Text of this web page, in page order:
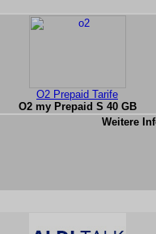
O2 Prepaid Tarife
O2 my Prepaid S 40 GB
Weitere